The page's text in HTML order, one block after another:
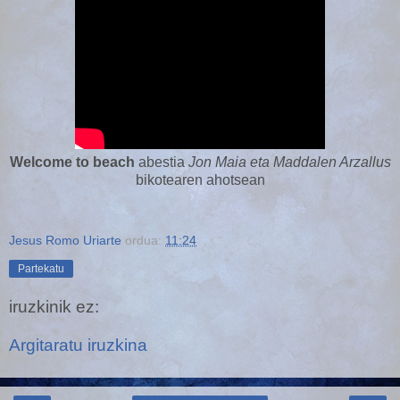
Welcome to beach abestia Jon Maia eta Maddalen Arzallus
bikotearen ahotsean
Jesus Romo Uriarte ordua: 11:24
Partekatu
iruzkinik ez:
Argitaratu iruzkina